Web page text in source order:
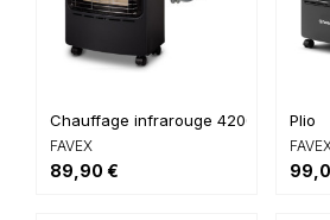
Chauffage infrarouge 4200
FAVEX
89,90 €
Plio